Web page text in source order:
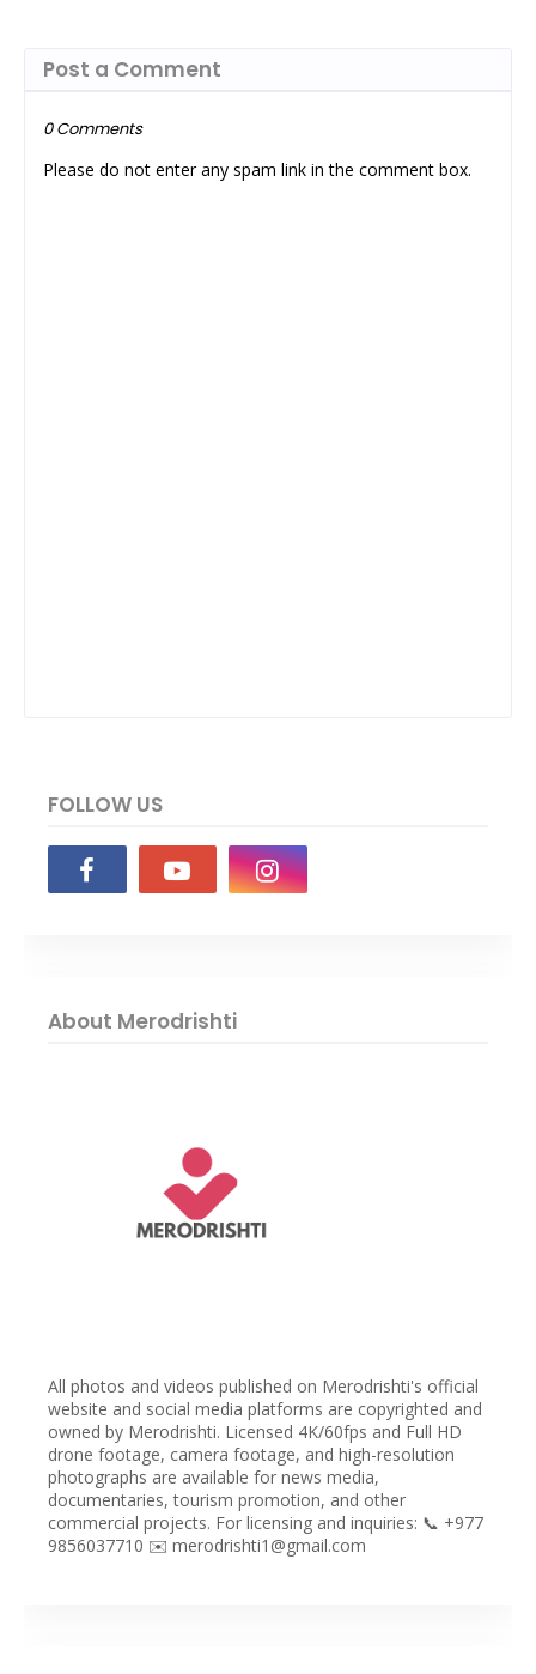
Post a Comment
0 Comments
Please do not enter any spam link in the comment box.
FOLLOW US
About Merodrishti
All photos and videos published on Merodrishti's official
website and social media platforms are copyrighted and
owned by Merodrishti. Licensed 4K/60fps and Full HD
drone footage, camera footage, and high-resolution
photographs are available for news media,
documentaries, tourism promotion, and other
commercial projects. For licensing and inquiries: 📞 +977
9856037710 ✉️ merodrishti1@gmail.com